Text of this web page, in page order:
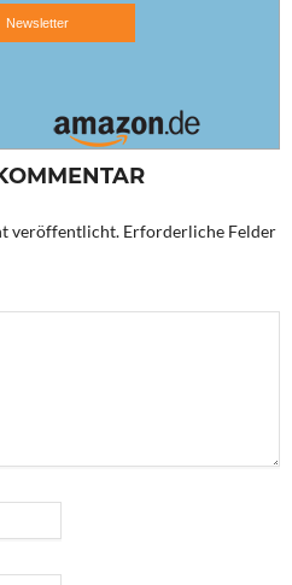
Newsletter
veröffentlicht. Erforderliche Felder